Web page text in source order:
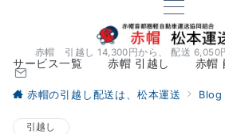
赤帽 引越し 14,300円から、 配送
サービス一覧 赤帽 引越し 赤帽
赤帽の引越し配送は、松本運送 Blog
引越し